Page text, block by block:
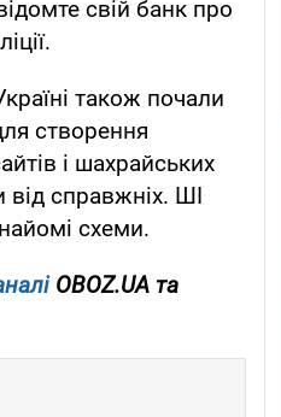
свій банк про
також почали
створення
і шахрайських
від справжніх. ШІ
схеми.
OBOZ.UA та